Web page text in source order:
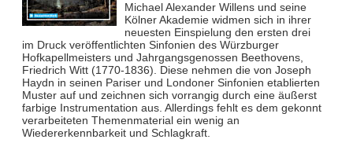
Michael Alexander Willens und seine
Kölner Akademie widmen sich in ihrer
neuesten Einspielung den ersten drei
im Druck veröffentlichten Sinfonien des Würzburger
Hofkapellmeisters und Jahrgangsgenossen Beethovens,
Friedrich Witt (1770-1836). Diese nehmen die von Joseph
Haydn in seinen Pariser und Londoner Sinfonien etablierten
Muster auf und zeichnen sich vorrangig durch eine äußerst
farbige Instrumentation aus. Allerdings fehlt es dem gekonnt
verarbeiteten Themenmaterial ein wenig an
Wiedererkennbarkeit und Schlagkraft.